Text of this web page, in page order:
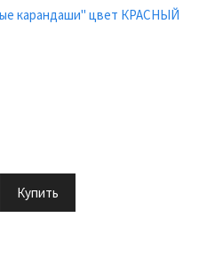
карандаши" цвет КРАСНЫЙ
Купить